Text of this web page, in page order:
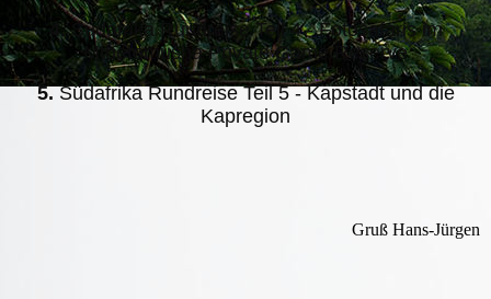
4.Südafrika Rundreise Teil 4 - Fotosafaris im
Mthetomusha Private Game Reserve
5.Südafrika Rundreise Teil 5 - Kapstadt und die
Kapregion
Gruß Hans-Jürgen